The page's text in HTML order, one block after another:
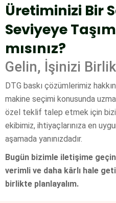
Üretiminizi Bir
Seviyeye
mısınız?
Gelin, İşinizi
DTG baskı çözümlerimiz
makine seçimi konusunda
özel teklif talep etmek için
ekibimiz, ihtiyaçlarınıza en
aşamada yanınızdadır.
Bugün bizimle iletişime
verimli ve daha kârlı hale
birlikte planlayalım.